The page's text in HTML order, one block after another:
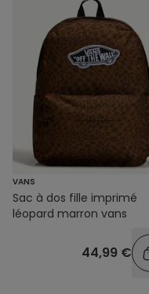
VANS
Sac à dos fille imprimé
léopard marron vans
44,99 €